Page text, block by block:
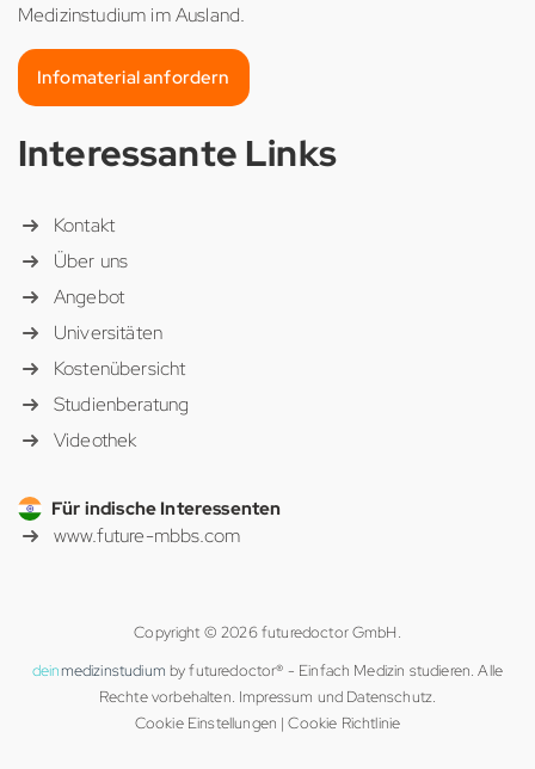
Medizinstudium im Ausland.
Infomaterial anfordern
Interessante Links
Kontakt
Über uns
Angebot
Universitäten
Kostenübersicht
Studienberatung
Videothek
Für indische Interessenten
www.future-mbbs.com
Copyright © 2026 futuredoctor GmbH.
deinmedizinstudium by futuredoctor® - Einfach Medizin studieren. Alle
Rechte vorbehalten. Impressum und Datenschutz.
Cookie Einstellungen |Cookie Richtlinie